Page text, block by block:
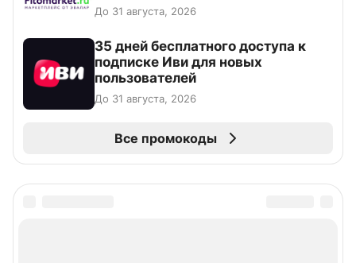
До 31 августа, 2026
35 дней бесплатного доступа к
подписке Иви для новых
пользователей
До 31 августа, 2026
Все промокоды